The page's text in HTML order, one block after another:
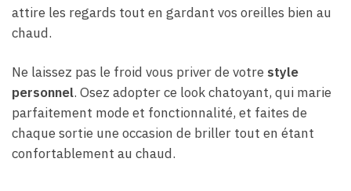
attire les regards tout en gardant vos oreilles bien au
chaud.
Ne laissez pas le froid vous priver de votre style
personnel. Osez adopter ce look chatoyant, qui marie
parfaitement mode et fonctionnalité, et faites de
chaque sortie une occasion de briller tout en étant
confortablement au chaud.